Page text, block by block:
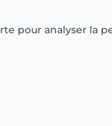
pour analyser la